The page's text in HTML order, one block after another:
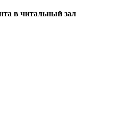
в читальный зал